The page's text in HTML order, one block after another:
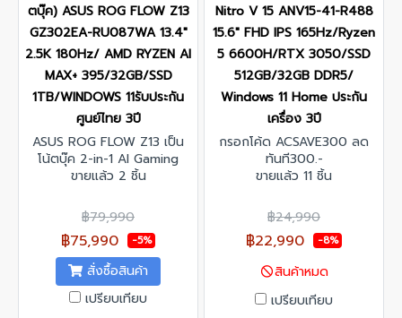
ตบุ๊ค) ASUS ROG FLOW Z13
GZ302EA-RU087WA 13.4"
2.5K 180Hz/ AMD RYZEN AI
MAX+ 395/32GB/SSD
1TB/WINDOWS 11รับประกัน
ศูนย์ไทย 3ปี
ASUS ROG FLOW Z13 เป็น
โน้ตบุ๊ค 2-in-1 AI Gaming
ขนาดพกพาที่แรงที่สุด มาพร้อม
และลื่นไหล ซีพียู AMD Ryzen
AI MAX+ 395 และRAM 32GB
ช่วยให้ทำงานและเล่นเกมได้
อย่างเต็มประสิทธิภาพ เหมาะ
สำหรับสายเกมเมอร์และมืออาชีพ
กับแบตเตอรี่ที่087WAยาวนาน
ขายแล้ว 2 ชิ้น
฿79,990
฿75,990 -5%
สั่งซื้อสินค้า
เปรียบเทียบ
Nitro V 15 ANV15-41-R488
15.6" FHD IPS 165Hz/Ryzen
5 6600H/RTX 3050/SSD
512GB/32GB DDR5/
Windows 11 Home ประกัน
เครื่อง 3ปี
กรอกโค้ด ACSAVE300 ลด
ทันที300.-
ขายแล้ว 11 ชิ้น
฿24,990
฿22,990 -8%
สินค้าหมด
เปรียบเทียบ